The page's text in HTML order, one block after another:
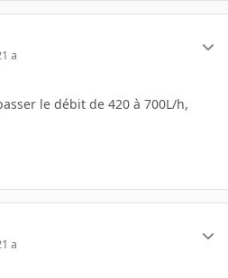
a
le débit de 420 à 700L/h,
a